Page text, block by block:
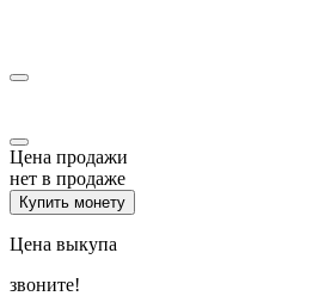
Цена продажи
нет в продаже
Купить монету
Цена выкупа
звоните!